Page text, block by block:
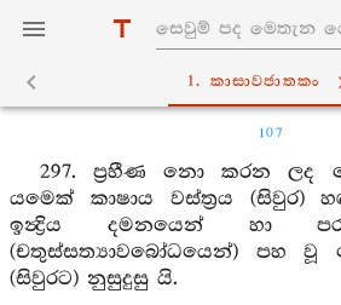
1. කාසාවජාතකං
107
297. ප්‍රහීණ නො කරන ලද
යමෙක් කාෂාය වස්ත්‍රය (සිවුර)
ඉන්‍ද්‍රිය දමනයෙන් හා
(චතුස්සත්‍යාවබෝධයෙන්) පහ වූ
(සිවුරට) නුසුදුසු යි.